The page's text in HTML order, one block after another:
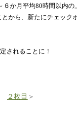
６か月平均80時間以内の
から、新たにチェッ
されることに！
２枚目 ＞